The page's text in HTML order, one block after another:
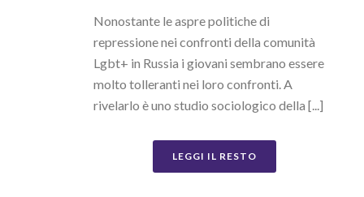
Nonostante le aspre politiche di
repressione nei confronti della comunità
Lgbt+ in Russia i giovani sembrano essere
molto tolleranti nei loro confronti. A
rivelarlo è uno studio sociologico della [...]
LEGGI IL RESTO